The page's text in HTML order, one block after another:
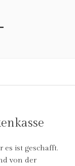
es ist geschafft.
von der